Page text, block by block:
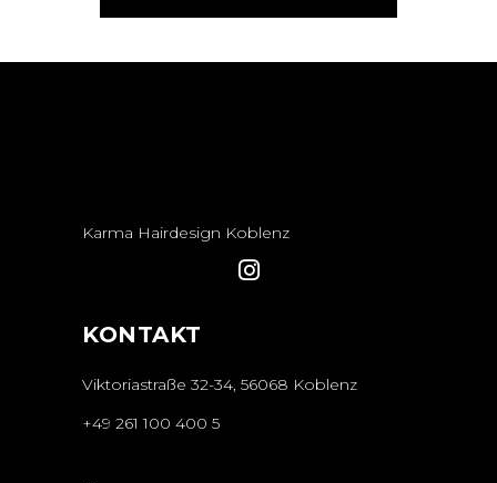
Karma Hairdesign Koblenz
KONTAKT
Viktoriastraße 32-34, 56068 Koblenz
+49 261 100 400 5